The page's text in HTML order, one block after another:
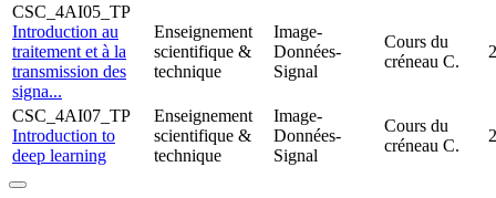
CSC_4AI05_TP
Introduction au
traitement et à la
transmission des
signa...
Enseignement
scientifique &
technique
Image-
Données-
Signal
Cours du
créneau C.
CSC_4AI07_TP
Introduction to
deep learning
Enseignement
scientifique &
technique
Image-
Données-
Signal
Cours du
créneau C.